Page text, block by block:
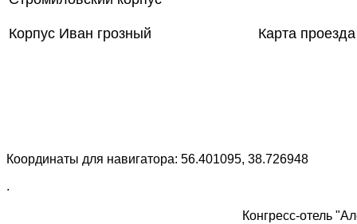
Корпус Иван грозный Карта
Координаты для навигатора: 56.401095, 38.726948
.
Конгресс-отель